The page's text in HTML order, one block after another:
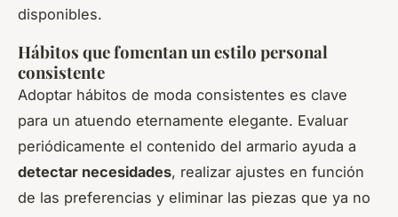
disponibles.
Hábitos que fomentan un estilo personal
consistente
Adoptar hábitos de moda consistentes es clave
para un atuendo eternamente elegante. Evaluar
periódicamente el contenido del armario ayuda a
detectar necesidades, realizar ajustes en función
de las preferencias y eliminar las piezas que ya no